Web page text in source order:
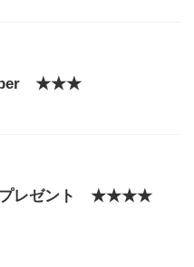
★★★
プレゼント ★★★★